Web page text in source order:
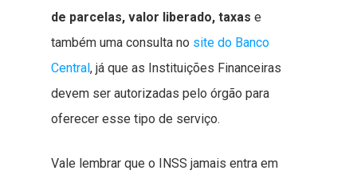
de parcelas, valor liberado, taxas e
também uma consulta no site do Banco
Central, já que as Instituições Financeiras
devem ser autorizadas pelo órgão para
oferecer esse tipo de serviço.
Vale lembrar que o INSS jamais entra em